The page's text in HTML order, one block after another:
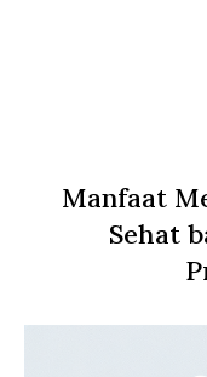
Manfaat
Sehat